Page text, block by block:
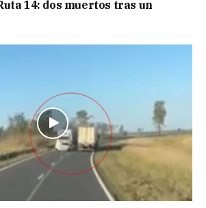
14: dos muertos tras un